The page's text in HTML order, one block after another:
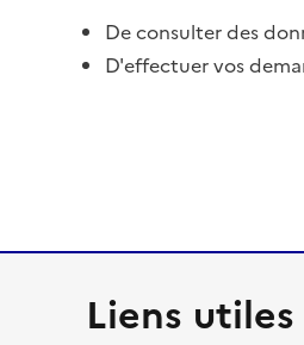
De consulter des
D'effectuer vos
Liens utiles